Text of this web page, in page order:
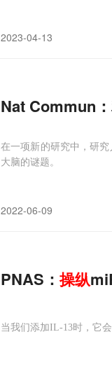
2023-04-13
Nat Commun
在一项新的研究中，研
大脑的谜题。
2022-06-09
PNAS： 操纵
当我们添加IL-13时，它